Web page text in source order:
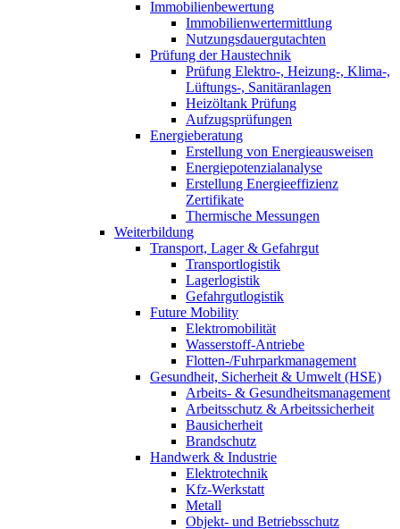
Immobilienbewertung
Immobilienwertermittlung
Nutzungsdauergutachten
Prüfung der Haustechnik
Prüfung Elektro-, Heizung-, Klima-,
Lüftungs-, Sanitäranlagen
Heizöltank Prüfung
Aufzugsprüfungen
Energieberatung
Erstellung von Energieausweisen
Energiepotenzialanalyse
Erstellung Energieeffizienz
Zertifikate
Thermische Messungen
Weiterbildung
Transport, Lager & Gefahrgut
Transportlogistik
Lagerlogistik
Gefahrgutlogistik
Future Mobility
Elektromobilität
Wasserstoff-Antriebe
Flotten-/Fuhrparkmanagement
Gesundheit, Sicherheit & Umwelt (HSE)
Arbeits- & Gesundheitsmanagement
Arbeitsschutz & Arbeitssicherheit
Bausicherheit
Brandschutz
Handwerk & Industrie
Elektrotechnik
Kfz-Werkstatt
Metall
Objekt- und Betriebsschutz